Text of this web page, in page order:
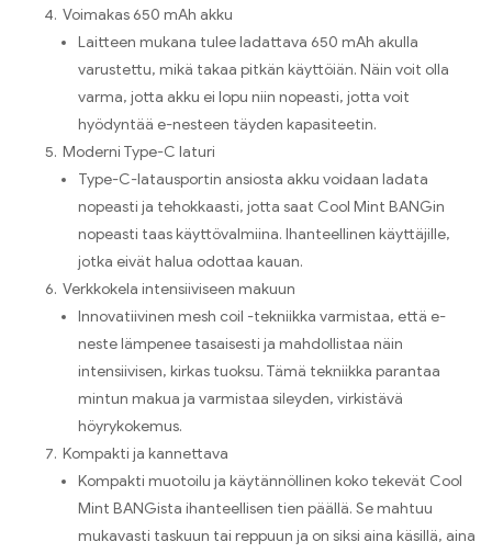
Voimakas 650 mAh akku
Laitteen mukana tulee ladattava 650 mAh akulla
varustettu, mikä takaa pitkän käyttöiän. Näin voit olla
varma, jotta akku ei lopu niin nopeasti, jotta voit
hyödyntää e-nesteen täyden kapasiteetin.
Moderni Type-C laturi
Type-C-latausportin ansiosta akku voidaan ladata
nopeasti ja tehokkaasti, jotta saat Cool Mint BANGin
nopeasti taas käyttövalmiina. Ihanteellinen käyttäjille,
jotka eivät halua odottaa kauan.
Verkkokela intensiiviseen makuun
Innovatiivinen mesh coil -tekniikka varmistaa, että e-
neste lämpenee tasaisesti ja mahdollistaa näin
intensiivisen, kirkas tuoksu. Tämä tekniikka parantaa
mintun makua ja varmistaa sileyden, virkistävä
höyrykokemus.
Kompakti ja kannettava
Kompakti muotoilu ja käytännöllinen koko tekevät Cool
Mint BANGista ihanteellisen tien päällä. Se mahtuu
mukavasti taskuun tai reppuun ja on siksi aina käsillä, aina